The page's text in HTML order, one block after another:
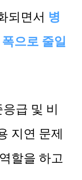
되면서 병
으로 줄일
급 및 비
지연 문제
할을 하고